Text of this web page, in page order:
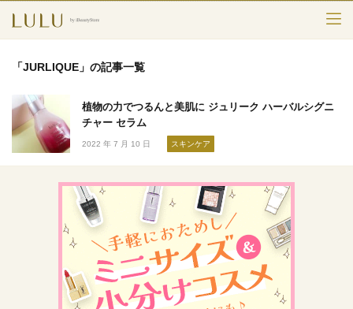
スキンケア
メークアップ
エイジングケア
フレグランス
ボディ＆ヘア
ライフスタイル
「JURLIQUE」の記事一覧
植物の力でつるんと美肌に ジュリーク ハーバルシグニ
チャー セラム
2022 年 7 月 10 日 スキンケア